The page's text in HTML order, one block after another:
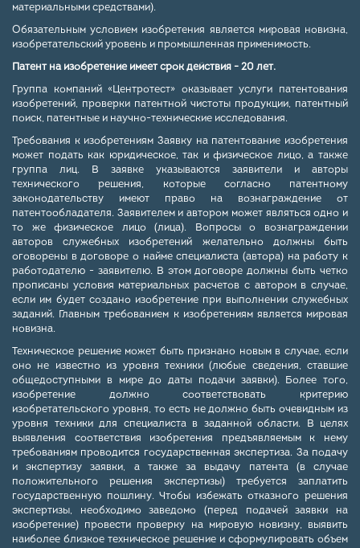
материальными средствами).
Обязательным условием изобретения является мировая новизна,
изобретательский уровень и промышленная применимость.
Патент на изобретение имеет срок действия - 20 лет.
Группа компаний «Центротест» оказывает услуги патентования
изобретений, проверки патентной чистоты продукции, патентный
поиск, патентные и научно-технические исследования.
Требования к изобретениям Заявку на патентование изобретения
может подать как юридическое, так и физическое лицо, а также
группа лиц. В заявке указываются заявители и авторы
технического решения, которые согласно патентному
законодательству имеют право на вознаграждение от
патентообладателя. Заявителем и автором может являться одно и
то же физическое лицо (лица). Вопросы о вознаграждении
авторов служебных изобретений желательно должны быть
оговорены в договоре о найме специалиста (автора) на работу к
работодателю - заявителю. В этом договоре должны быть четко
прописаны условия материальных расчетов с автором в случае,
если им будет создано изобретение при выполнении служебных
заданий. Главным требованием к изобретениям является мировая
новизна.
Техническое решение может быть признано новым в случае, если
оно не известно из уровня техники (любые сведения, ставшие
общедоступными в мире до даты подачи заявки). Более того,
изобретение должно соответствовать критерию
изобретательского уровня, то есть не должно быть очевидным из
уровня техники для специалиста в заданной области. В целях
выявления соответствия изобретения предъявляемым к нему
требованиям проводится государственная экспертиза. За подачу
и экспертизу заявки, а также за выдачу патента (в случае
положительного решения экспертизы) требуется заплатить
государственную пошлину. Чтобы избежать отказного решения
экспертизы, необходимо заведомо (перед подачей заявки на
изобретение) провести проверку на мировую новизну, выявить
наиболее близкое техническое решение и сформулировать объем